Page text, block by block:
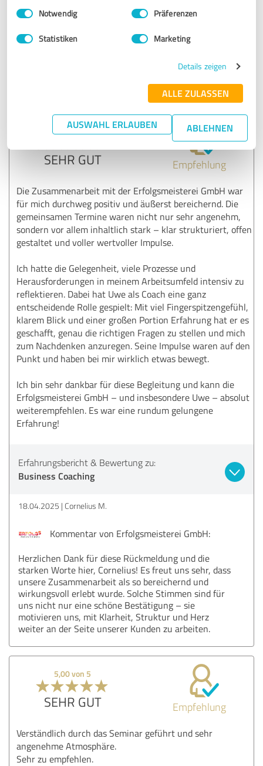
Impressum Datenschutzbestimmungen
Einwilligungsauswahl
Notwendig Präferenzen
Statistiken Marketing
Details zeigen
ALLE ZULASSEN
AUSWAHL ERLAUBEN ABLEHNEN
Taglieber Holzbau GmbH Oettingen
4,50 von 5
SEHR GUT Empfehlung
Die Zusammenarbeit mit der Erfolgsmeisterei GmbH war
für mich durchweg positiv und äußerst bereichernd. Die
gemeinsamen Termine waren nicht nur sehr angenehm,
sondern vor allem inhaltlich stark – klar strukturiert, offen
gestaltet und voller wertvoller Impulse.
Ich hatte die Gelegenheit, viele Prozesse und
Herausforderungen in meinem Arbeitsumfeld intensiv zu
reflektieren. Dabei hat Uwe als Coach eine ganz
entscheidende Rolle gespielt: Mit viel Fingerspitzengefühl,
klarem Blick und einer großen Portion Erfahrung hat er es
geschafft, genau die richtigen Fragen zu stellen und mich
zum Nachdenken anzuregen. Seine Impulse waren auf den
Punkt und haben bei mir wirklich etwas bewegt.
Ich bin sehr dankbar für diese Begleitung und kann die
Erfolgsmeisterei GmbH – und insbesondere Uwe – absolut
weiterempfehlen. Es war eine rundum gelungene
Erfahrung!
Erfahrungsbericht & Bewertung zu:
Business Coaching
18.04.2025 Cornelius M.
Kommentar von Erfolgsmeisterei GmbH:
Herzlichen Dank für diese Rückmeldung und die
starken Worte hier, Cornelius! Es freut uns sehr, dass
unsere Zusammenarbeit als so bereichernd und
wirkungsvoll erlebt wurde. Solche Stimmen sind für
uns nicht nur eine schöne Bestätigung – sie
motivieren uns, mit Klarheit, Struktur und Herz
weiter an der Seite unserer Kunden zu arbeiten.
5,00 von 5
SEHR GUT Empfehlung
Verständlich durch das Seminar geführt und sehr
angenehme Atmosphäre.
Sehr zu empfehlen.